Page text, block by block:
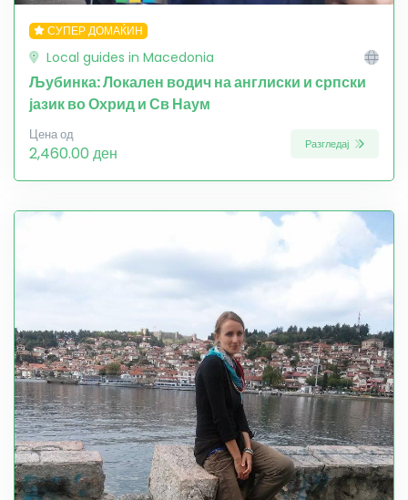
СУПЕР ДОМАЌИН
Local guides in Macedonia
Љубинка: Локален водич на англиски и српски
јазик во Охрид и Св Наум
Цена од
2,460.00 ден Разгледај